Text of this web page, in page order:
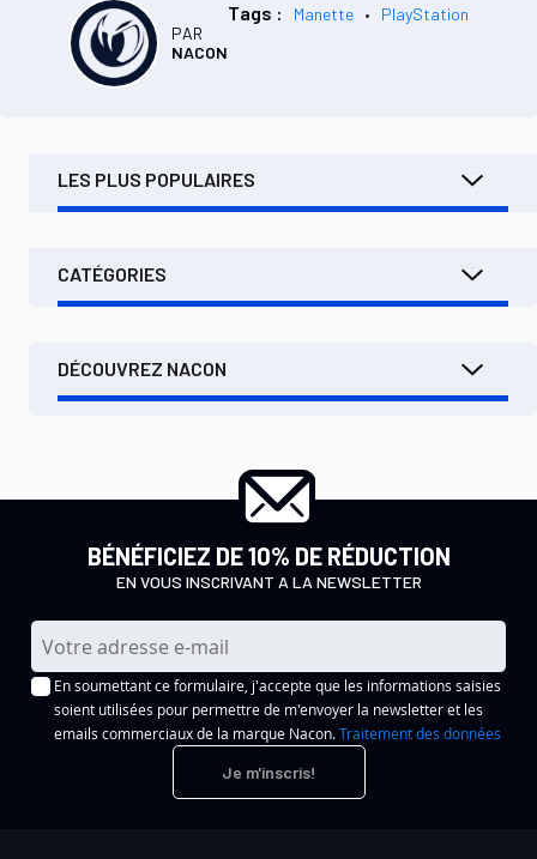
PAR
NACON
Tags : Manette PlayStation
LES PLUS POPULAIRES
CATÉGORIES
DÉCOUVREZ NACON
BÉNÉFICIEZ DE 10% DE RÉDUCTION
EN VOUS INSCRIVANT A LA NEWSLETTER
I
n
s
En soumettant ce formulaire, j'accepte que les informations saisies
soient utilisées pour permettre de m'envoyer la newsletter et les
emails commerciaux de la marque Nacon.Traitement des données
Je m'inscris!